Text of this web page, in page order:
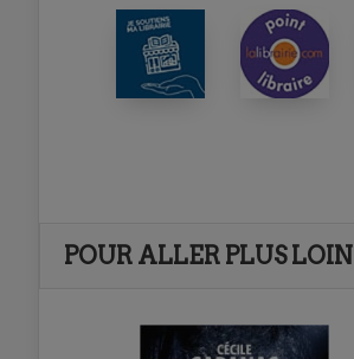
POUR ALLER PLUS LOIN